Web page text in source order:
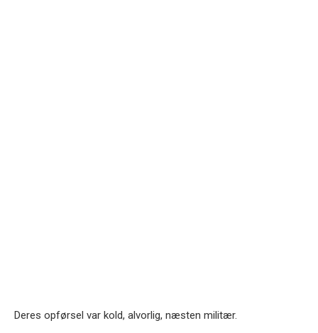
Deres opførsel var kold, alvorlig, næsten militær.